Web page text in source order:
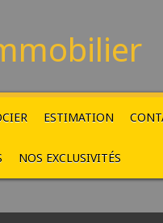
ESTIMATION
NOS EXCLUSIVITÉS